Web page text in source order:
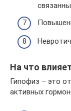
На что
Гипофиз – это
активных